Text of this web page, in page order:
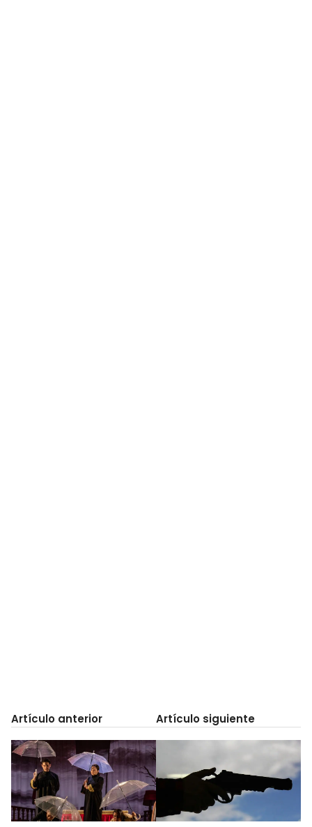
Artículo anterior Artículo siguiente